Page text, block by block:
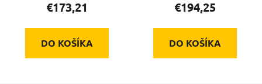
€173,21
DO KOŠÍKA
€194,25
DO KOŠÍKA